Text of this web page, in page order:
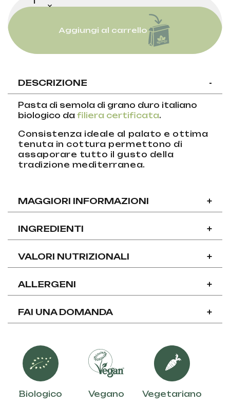
Aggiungi al carrello
DESCRIZIONE -
Pasta di semola di grano duro italiano
biologico da filiera certificata.
Consistenza ideale al palato e ottima
tenuta in cottura permettono di
assaporare tutto il gusto della
tradizione mediterranea.
MAGGIORI INFORMAZIONI +
INGREDIENTI +
VALORI NUTRIZIONALI +
ALLERGENI +
FAI UNA DOMANDA +
Biologico Vegano Vegetariano